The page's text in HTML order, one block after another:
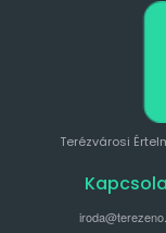
Terézvárosi